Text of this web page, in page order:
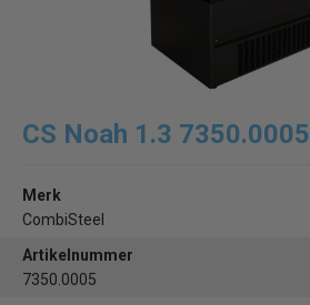
CS Noah 1.3 7350.0005
Merk
CombiSteel
Artikelnummer
7350.0005